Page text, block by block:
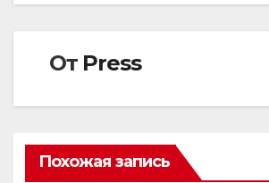
От Press
Похожая запись